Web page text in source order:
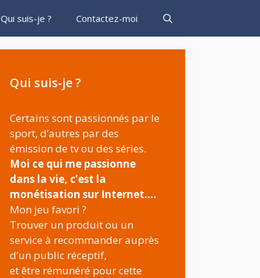
Qui suis-je ? Contactez-moi
Qui suis-je ?
Certains sont passionnés par le
sport, d’autres par des
émission de tv ou des séries.
Moi ce qui me passionne
dans la vie, c’est la
monétisation sur Internet….
Mon jeu favori ?
Trouver un produit ou un
service à recommander auprès
d’un public réceptif,
et être rémunéré pour cette